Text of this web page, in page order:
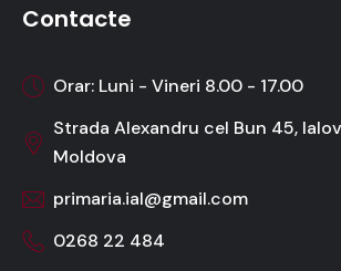
Contacte
Orar: Luni - Vineri 8.00 - 17.00
Strada Alexandru cel Bun 45,
Moldova
primaria.ial@gmail.com
0268 22 484